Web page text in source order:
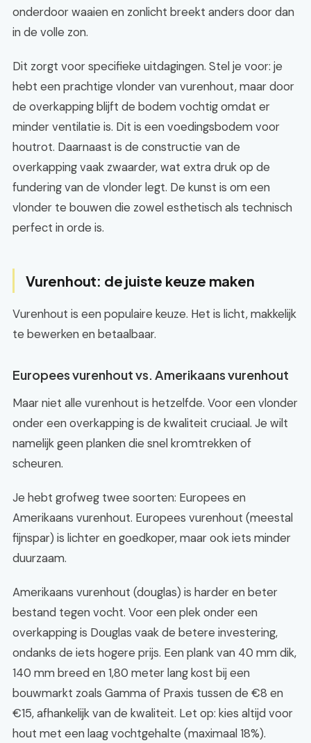
onderdoor waaien en zonlicht breekt anders door dan
in de volle zon.
Dit zorgt voor specifieke uitdagingen. Stel je voor: je
hebt een prachtige vlonder van vurenhout, maar door
de overkapping blijft de bodem vochtig omdat er
minder ventilatie is. Dit is een voedingsbodem voor
houtrot. Daarnaast is de constructie van de
overkapping vaak zwaarder, wat extra druk op de
fundering van de vlonder legt. De kunst is om een
vlonder te bouwen die zowel esthetisch als technisch
perfect in orde is.
Vurenhout: de juiste keuze maken
Vurenhout is een populaire keuze. Het is licht, makkelijk
te bewerken en betaalbaar.
Europees vurenhout vs. Amerikaans vurenhout
Maar niet alle vurenhout is hetzelfde. Voor een vlonder
onder een overkapping is de kwaliteit cruciaal. Je wilt
namelijk geen planken die snel kromtrekken of
scheuren.
Je hebt grofweg twee soorten: Europees en
Amerikaans vurenhout. Europees vurenhout (meestal
fijnspar) is lichter en goedkoper, maar ook iets minder
duurzaam.
Amerikaans vurenhout (douglas) is harder en beter
bestand tegen vocht. Voor een plek onder een
overkapping is Douglas vaak de betere investering,
ondanks de iets hogere prijs. Een plank van 40 mm dik,
140 mm breed en 1,80 meter lang kost bij een
bouwmarkt zoals Gamma of Praxis tussen de €8 en
€15, afhankelijk van de kwaliteit. Let op: kies altijd voor
hout met een laag vochtgehalte (maximaal 18%).